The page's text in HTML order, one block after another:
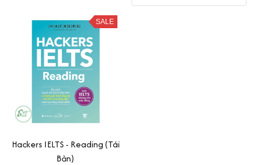
SALE
Hackers IELTS - Reading (Tái
Bản)